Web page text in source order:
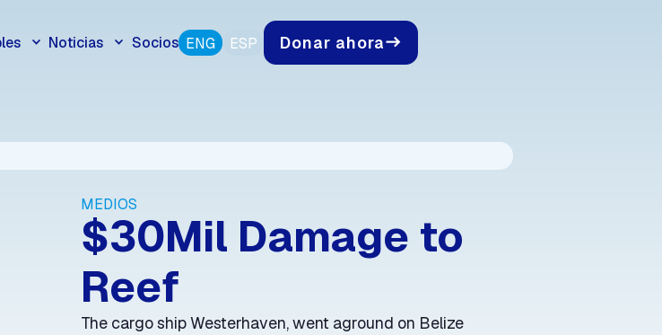
Noticias Socios ENG ESP Donar ahoraeast
MEDIOS
$30Mil Damage to
Reef
The cargo ship Westerhaven, went aground on Belize